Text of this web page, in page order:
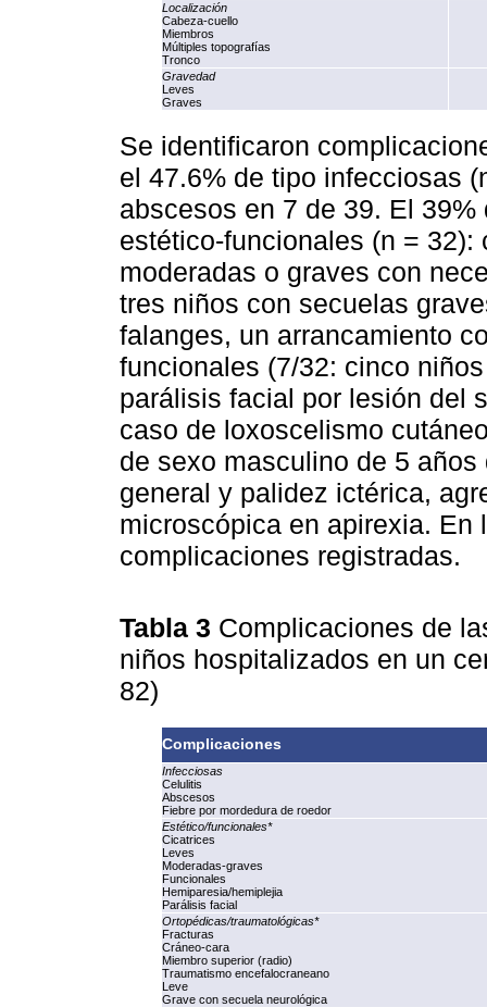
Localización
Cabeza-cuello
Miembros
Múltiples topografías
Tronco
Gravedad
Leves
Graves
Se identificaron
el 47.6% de tipo infecciosas
abscesos en 7 de 39. El
estético-funcionales (n =
moderadas o graves con
tres niños con secuelas
falanges, un arrancamiento
funcionales (7/32: cinco
parálisis facial por lesión del
caso de loxoscelismo
de sexo masculino de 5
general y palidez ictérica,
microscópica en apirexia. En
complicaciones registradas.
Tabla 3 Complicaciones de
niños hospitalizados en un
82)
Complicaciones
Infecciosas
Celulitis
Abscesos
Fiebre por mordedura de roedor
Estético/funcionales*
Cicatrices
Leves
Moderadas-graves
Funcionales
Hemiparesia/hemiplejia
Parálisis facial
Ortopédicas/traumatológicas*
Fracturas
Cráneo‑cara
Miembro superior (radio)
Traumatismo encefalocraneano
Leve
Grave con secuela neurológica